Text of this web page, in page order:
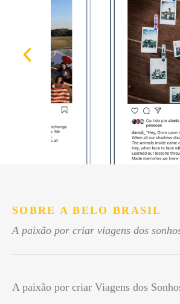
SOBRE A BELO BRASIL
A paixão por criar viagens dos
A paixão por criar Viagens dos